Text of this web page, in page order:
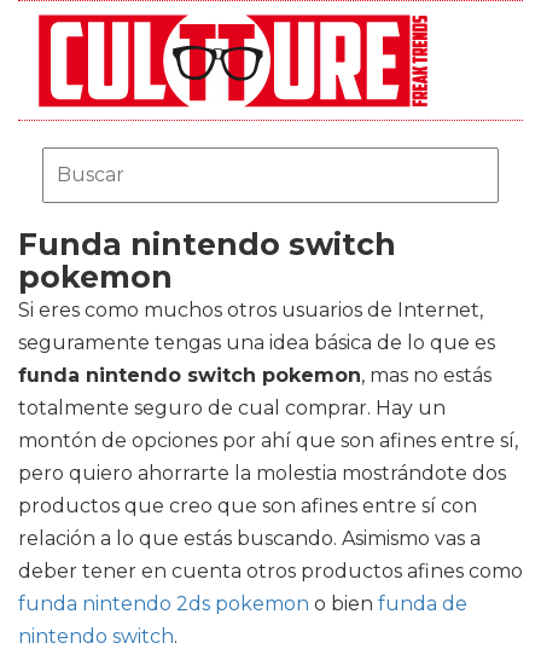
Funda nintendo switch
pokemon
Si eres como muchos otros usuarios de Internet,
seguramente tengas una idea básica de lo que es
funda nintendo switch pokemon, mas no estás
totalmente seguro de cual comprar. Hay un
montón de opciones por ahí que son afines entre sí,
pero quiero ahorrarte la molestia mostrándote dos
productos que creo que son afines entre sí con
relación a lo que estás buscando. Asimismo vas a
deber tener en cuenta otros productos afines como
funda nintendo 2ds pokemon o bien funda de
nintendo switch.